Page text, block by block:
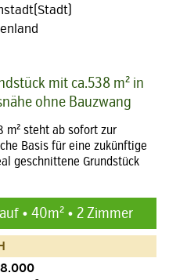
mit ca.538 m² in
ohne Bauzwang
m² steht ab sofort zur
Basis für eine zukünftige
geschnittene Grundstück
• 40m² • 2 Zimmer